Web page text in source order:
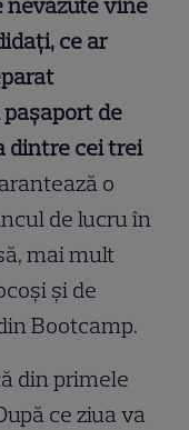
nevăzute vine
ți, ce ar
șaport de
dintre cei trei
o
de lucru în
mai mult
și de
Bootcamp.
din primele
ce ziua va